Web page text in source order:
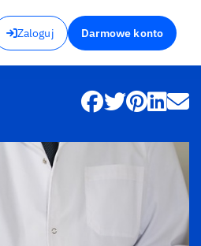
Zaloguj Darmowe konto